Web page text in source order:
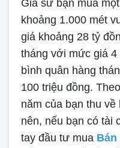
Giả sử bạn mua
khoảng 1.000 mét
giá khoảng 28 tỷ
tháng với mức giá 4
bình quân hàng
100 triệu đồng.
năm của bạn thu
nên, nếu bạn có tài
tay đầu tư mua Bán